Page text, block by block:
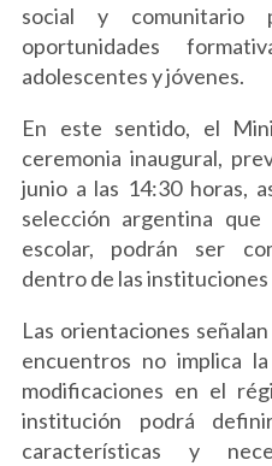
social y comunitario
oportunidades
adolescentes y jóvenes.
En este sentido, el
ceremonia inaugural,
junio a las 14:30 horas,
selección argentina
escolar, podrán ser
dentro de las
Las orientaciones
encuentros no implica
modificaciones en el
institución podrá
características y